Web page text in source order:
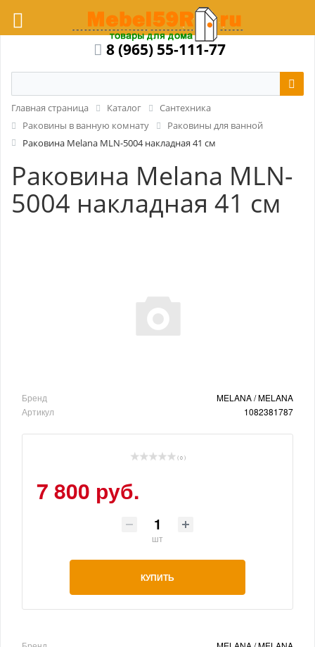
8 (965) 55-111-77
Главная страница Каталог
Сантехника
Раковины в ванную комнату
Раковины для ванной
Раковина Melana MLN-5004 накладная 41 см
Раковина Melana MLN-
5004 накладная 41 см
Бренд
MELANA / MELANA
Артикул
1082381787
( 0 )
7 800 руб.
шт
КУПИТЬ